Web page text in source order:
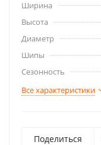
Ширина
Высота
Диаметр
Шипы
Сезонность
Все характеристики
Поделиться